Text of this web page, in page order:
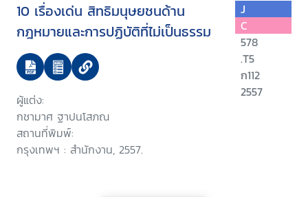
10 เรื่องเด่น สิทธิมนุษยชนด้าน
กฎหมายและการปฏิบัติที่ไม่เป็นธรรม
ผู้แต่ง:
กชามาศ ฐาปนโสภณ
สถานที่พิมพ์:
กรุงเทพฯ : สำนักงาน, 2557.
J
C
578
.T5
ก112
2557